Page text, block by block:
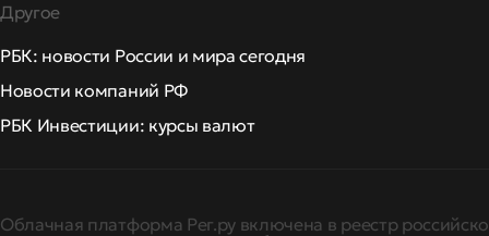
Другое
РБК: новости России и мира сегодня
Новости компаний РФ
РБК Инвестиции: курсы валют
Облачная платформа Рег.ру включена в реестр